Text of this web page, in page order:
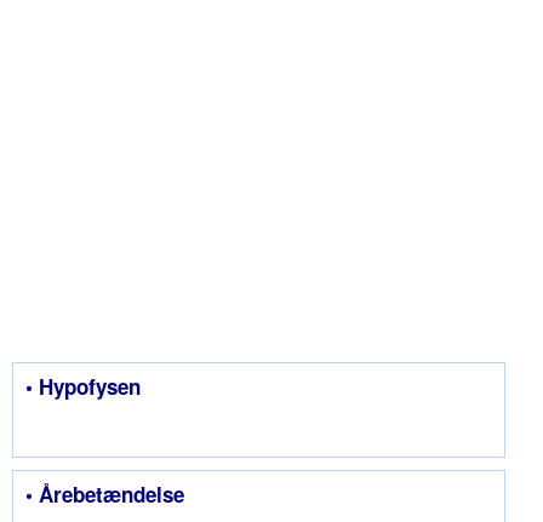
• Hypofysen
• Årebetændelse